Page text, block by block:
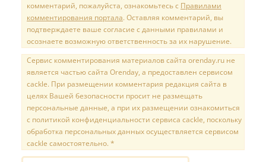
комментарий, пожалуйста, ознакомьтесь с Правилами
комментирования портала. Оставляя комментарий, вы
подтверждаете ваше согласие с данными правилами и
осознаете возможную ответственность за их нарушение.
Сервис комментирования материалов сайта orenday.ru не
является частью сайта Orenday, а предоставлен сервисом
cackle. При размещении комментария редакция сайта в
целях Вашей безопасности просит не размещать
персональные данные, а при их размещении ознакомиться
с политикой конфиденциальности сервиса cackle, поскольку
обработка персональных данных осуществляется сервисом
cackle самостоятельно. *